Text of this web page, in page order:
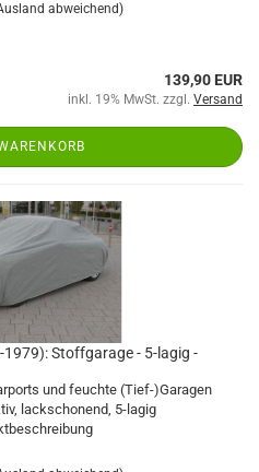
abweichend)
139,90 EUR
inkl. 19% MwSt. zzgl. Versand
Stoffgarage - 5-lagig -
und feuchte (Tief-)Garagen
lackschonend, 5-lagig